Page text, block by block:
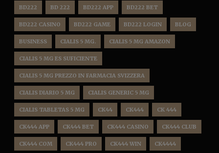
BD222 BD 222 BD222 APP BD222 BET
BD222 CASINO BD222 GAME BD222 LOGIN BLOG
BUSINESS CIALIS 5 MG. CIALIS 5 MG AMAZON
CIALIS 5 MG ES SUFICIENTE
CIALIS 5 MG PREZZO IN FARMACIA SVIZZERA
CIALIS DIARIO 5 MG CIALIS GENERIC 5 MG
CIALIS TABLETAS 5 MG CK44 CK444 CK 444
CK444 APP CK444 BET CK444 CASINO CK444 CLUB
CK444 COM CK444 PRO CK444 WIN CK4444